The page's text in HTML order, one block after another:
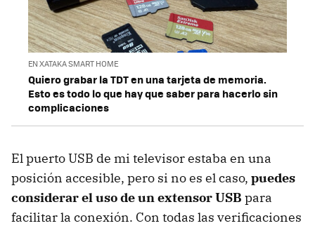
EN XATAKA SMART HOME
Quiero grabar la TDT en una tarjeta de memoria.
Esto es todo lo que hay que saber para hacerlo sin
complicaciones
El puerto USB de mi televisor estaba en una
posición accesible, pero si no es el caso, puedes
considerar el uso de un extensor USB para
facilitar la conexión. Con todas las verificaciones